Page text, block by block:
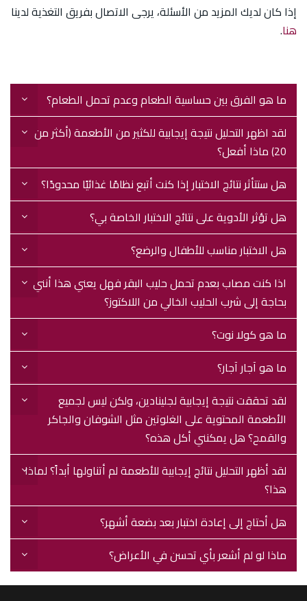
إذا كان لديك المزيد من الأسئلة، يرجى الاتصال بفريق التغذية لدينا
هنا.
ما هو الفرق بين حساسية الطعام وعدم تحمل الطعام؟
لقد اظهر التحليل نتيجة إيجابية للكثير من الأطعمة (أكثر من
20) ماذا أفعل؟
هل ستتأثر نتائج الاختبار إذا كنت أتبع نظامًا غذائيًا محدودًا؟
هل تؤثر الأدوية على نتائج الاختبار الخاصة بي؟
هل الاختبار مناسب للأطفال والرضع؟
اذا كنت مصاب بعدم تحمل حليب البقر فهل يعني هذا أنني
بحاجة إلى شرب الحليب الخالي من اللاكتوز؟
ما هو كولا نوت؟
ما هو آجار آجار؟
لقد تحققت نتيجة إيجابية لجلينادين، ولكن ليس لجميع
الأطعمة المحتوية على الغلوتين مثل الشوفان والجاكر
والقمح؟ هل يمكنني أكل هذه؟
لقد أظهر التحليل نتائج إيجابية للأطعمة لم أتناولها أبداً؟ لماذا
هذا؟
هل أحتاج إلى إعادة اختبار بعد بضعة أشهر؟
ماذا لو لم أشعر بأي تحسن في الأعراض؟